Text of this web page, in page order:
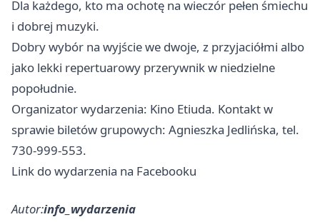
Dla każdego, kto ma ochotę na wieczór pełen śmiechu
i dobrej muzyki.
Dobry wybór na wyjście we dwoje, z przyjaciółmi albo
jako lekki repertuarowy przerywnik w niedzielne
popołudnie.
Organizator wydarzenia: Kino Etiuda. Kontakt w
sprawie biletów grupowych: Agnieszka Jedlińska, tel.
730-999-553.
Link do wydarzenia na Facebooku
Autor:info_wydarzenia